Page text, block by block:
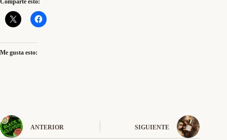
Comparte esto:
Me gusta esto:
ANTERIOR SIGUIENTE